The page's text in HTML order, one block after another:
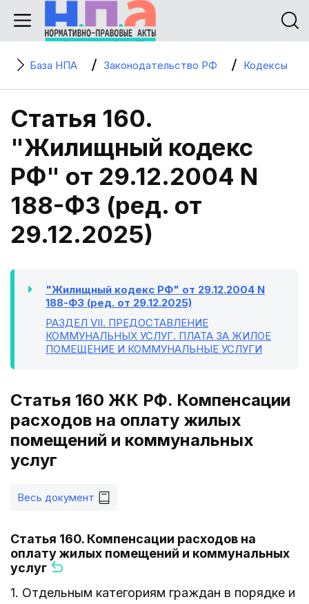
База НПА Законодательство РФ Кодексы
Статья 160.
"Жилищный кодекс
РФ" от 29.12.2004 N
188-ФЗ (ред. от
29.12.2025)
"Жилищный кодекс РФ" от 29.12.2004 N
188-ФЗ (ред. от 29.12.2025)
РАЗДЕЛ VII. ПРЕДОСТАВЛЕНИЕ
КОММУНАЛЬНЫХ УСЛУГ. ПЛАТА ЗА ЖИЛОЕ
ПОМЕЩЕНИЕ И КОММУНАЛЬНЫЕ УСЛУГИ
Статья 160 ЖК РФ. Компенсации
расходов на оплату жилых
помещений и коммунальных
услуг
Весь документ
Статья 160. Компенсации расходов на
оплату жилых помещений и коммунальных
услуг
1. Отдельным категориям граждан в порядке и